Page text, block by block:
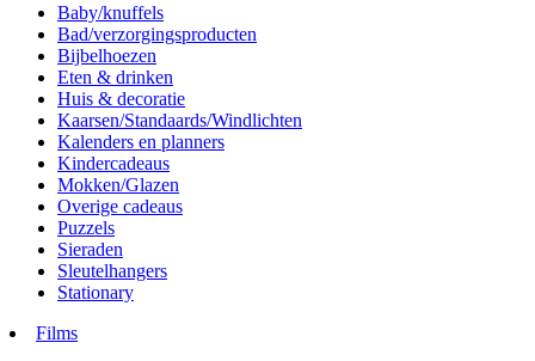
Baby/knuffels
Bad/verzorgingsproducten
Bijbelhoezen
Eten & drinken
Huis & decoratie
Kaarsen/Standaards/Windlichten
Kalenders en planners
Kindercadeaus
Mokken/Glazen
Overige cadeaus
Puzzels
Sieraden
Sleutelhangers
Stationary
Films